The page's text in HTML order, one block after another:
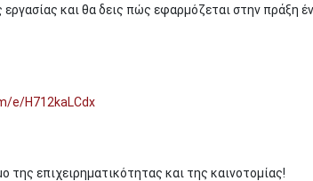
και θα δεις πώς εφαρμόζεται στην πράξη
e/H712kaLCdx
επιχειρηματικότητας και της καινοτομίας!